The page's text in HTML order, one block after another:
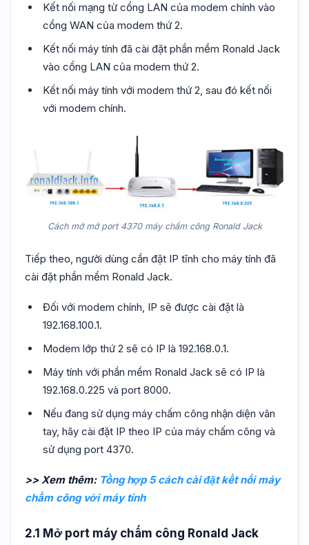
Kết nối mạng từ cổng LAN của modem chính vào
cổng WAN của modem thứ 2.
Kết nối máy tính đã cài đặt phần mềm Ronald Jack
vào cổng LAN của modem thứ 2.
Kết nối máy tính với modem thứ 2, sau đó kết nối
với modem chính.
Cách mở mở port 4370 máy chấm công Ronald Jack
Tiếp theo, người dùng cần đặt IP tĩnh cho máy tính đã
cài đặt phần mềm Ronald Jack.
Đối với modem chính, IP sẽ được cài đặt là
192.168.100.1.
Modem lớp thứ 2 sẽ có IP là 192.168.0.1.
Máy tính với phần mềm Ronald Jack sẽ có IP là
192.168.0.225 và port 8000.
Nếu đang sử dụng máy chấm công nhận diện vân
tay, hãy cài đặt IP theo IP của máy chấm công và
sử dụng port 4370.
>> Xem thêm: Tổng hợp 5 cách cài đặt kết nối máy
chấm công với máy tính
2.1 Mở port máy chấm công Ronald Jack